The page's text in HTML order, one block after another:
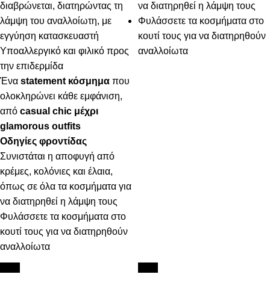
διαβρώνεται, διατηρώντας τη
λάμψη του αναλλοίωτη, με
εγγύηση κατασκευαστή
Υποαλλεργικό και φιλικό προς
την επιδερμίδα
Ένα statement κόσμημα που
ολοκληρώνει κάθε εμφάνιση,
από casual chic μέχρι
glamorous outfits
Οδηγίες φροντίδας
Συνιστάται η αποφυγή από
κρέμες, κολόνιες και έλαια,
όπως σε όλα τα κοσμήματα για
να διατηρηθεί η λάμψη τους
Φυλάσσετε τα κοσμήματα στο
κουτί τους για να διατηρηθούν
αναλλοίωτα
να διατηρηθεί η λάμψη τους
Φυλάσσετε τα κοσμήματα στο
κουτί τους για να διατηρηθούν
αναλλοίωτα